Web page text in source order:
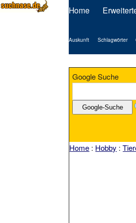
Home
Auskunft Schlagwörter
Google Suche
Home : Hobby :